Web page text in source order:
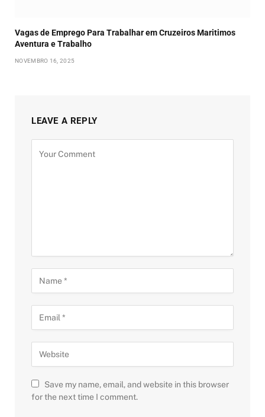
Vagas de Emprego Para Trabalhar em Cruzeiros Maritimos
Aventura e Trabalho
NOVEMBRO 16, 2025
LEAVE A REPLY
Save my name, email, and website in this browser
for the next time I comment.